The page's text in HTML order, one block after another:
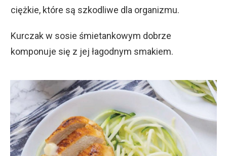
ciężkie, które są szkodliwe dla organizmu.
Kurczak w sosie śmietankowym dobrze
komponuje się z jej łagodnym smakiem.